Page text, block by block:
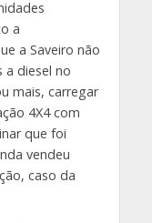
a
a Saveiro não
a diesel no
mais, carregar
4X4 com
que foi
vendeu
caso da